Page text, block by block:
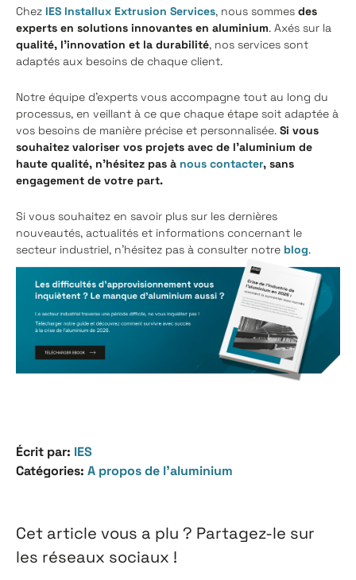
Chez IES Installux Extrusion Services, nous sommes des
experts en solutions innovantes en aluminium. Axés sur la
qualité, l'innovation et la durabilité, nos services sont
adaptés aux besoins de chaque client.
Notre équipe d'experts vous accompagne tout au long du
processus, en veillant à ce que chaque étape soit adaptée à
vos besoins de manière précise et personnalisée. Si vous
souhaitez valoriser vos projets avec de l'aluminium de
haute qualité, n'hésitez pas à nous contacter, sans
engagement de votre part.
Si vous souhaitez en savoir plus sur les dernières
nouveautés, actualités et informations concernant le
secteur industriel, n'hésitez pas à consulter notre blog.
Écrit par: IES
Catégories: A propos de l’aluminium
Cet article vous a plu ? Partagez-le sur
les réseaux sociaux !